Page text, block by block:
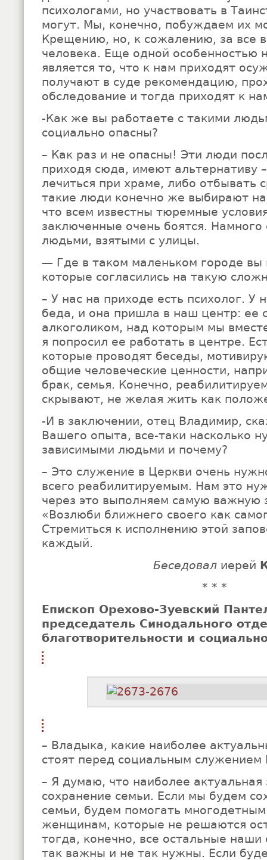
психологами, но участвовать в
могут. Мы, конечно, побуждаем их
Крещению, но, к сожалению, за все
человека. Еще одной особенностью
является то, что к нам приходят
получают в суде рекомендацию,
обследование и тогда приходят к
-Как же вы работаете с такими
социально опасны?
– Как раз и не опасны! Эти люди
приходя сюда, имеют альтернативу
лечиться при храме, либо отбывать
такие люди конечно же выбирают
что всем известны тюремные
заключенные очень боятся.
людьми, взятыми с улицы.
— Где в таком маленьком городе
которые согласились на такую
– У нас на приходе есть психолог. У
беда, и она пришла в наш центр: ее
алкоголиком, над которым мы
я попросил ее работать в центре.
которые проводят беседы,
общие человеческие ценности,
брак, семья. Конечно,
скрывают, не желая жить как
-И в заключении, отец Владимир,
Вашего опыта, все-таки насколько
зависимыми людьми и почему?
– Это служение в Церкви очень
всего реабилитируемым. Нам это
через это выполняем самую важную
«Возлюби ближнего своего как
Стремиться к исполнению этой
каждый.
Беседовал иерей
* * *
Епископ Орехово-Зуевский
председатель Синодального
благотворительности и
– Владыка, какие наиболее
стоят перед социальным служением
– Я думаю, что наиболее актуальная
сохранение семьи. Если мы будем
семьи, будем помогать
женщинам, которые не решаются
тогда, конечно, все остальные
так важны и не так нужны. Если